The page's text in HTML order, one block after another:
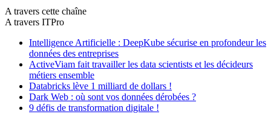
A travers cette chaîne
A travers ITPro
Intelligence Artificielle : DeepKube sécurise en profondeur les
données des entreprises
ActiveViam fait travailler les data scientists et les décideurs
métiers ensemble
Databricks lève 1 milliard de dollars !
Dark Web : où sont vos données dérobées ?
9 défis de transformation digitale !